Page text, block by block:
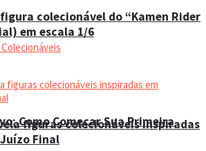
Como Começar Sua Primeira
colecionável do “Kamen Rider
em escala 1/6
figuras colecionáveis inspiradas
Final